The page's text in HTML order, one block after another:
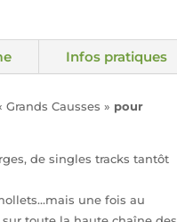
Infos pratiques
Causses » pour
de singles tracks tantôt
une fois au